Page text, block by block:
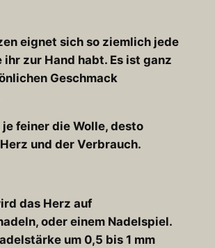
eignet sich so ziemlich jede
ihr zur Hand habt. Es ist ganz
Geschmack
je feiner die Wolle, desto
und der Verbrauch.
das Herz auf
oder einem Nadelspiel.
um 0,5 bis 1 mm